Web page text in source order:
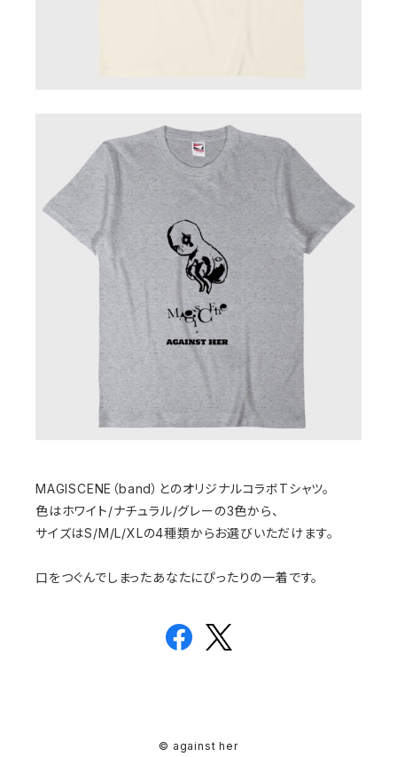
MAGISCENE（band）とのオリジナルコラボTシャツ。
色はホワイト/ナチュラル/グレーの3色から、
サイズはS/M/L/XLの4種類からお選びいただけます。
口をつぐんでしまったあなたにぴったりの一着です。
© against her